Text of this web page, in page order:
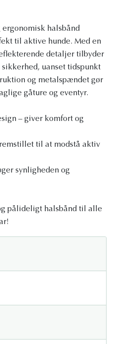
halsbånd
til aktive hunde. Med en
detaljer tilbyder
uanset tidspunkt
og metalspændet gør
gåture og eventyr.
– giver komfort og
til at modstå aktiv
synligheden og
pålideligt halsbånd til alle